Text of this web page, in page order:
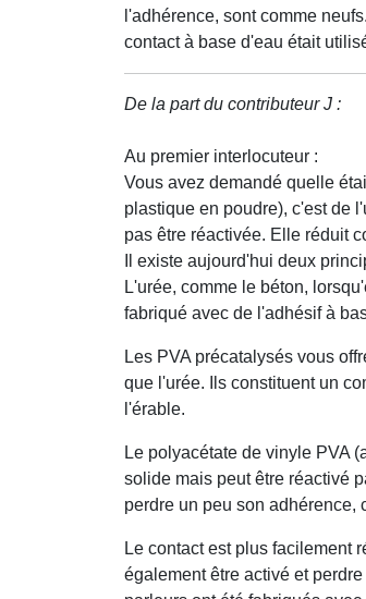
l'adhérence, sont comme
contact à base d'eau était
De la part du contributeur J :
Au premier interlocuteur :
Vous avez demandé quelle
plastique en poudre), c'est de
pas être réactivée. Elle réduit
Il existe aujourd'hui deux
L'urée, comme le béton,
fabriqué avec de l'adhésif à
Les PVA précatalysés vous
que l'urée. Ils constituent un
l'érable.
Le polyacétate de vinyle PVA
solide mais peut être réactivé
perdre un peu son adhérence,
Le contact est plus facilement
également être activé et